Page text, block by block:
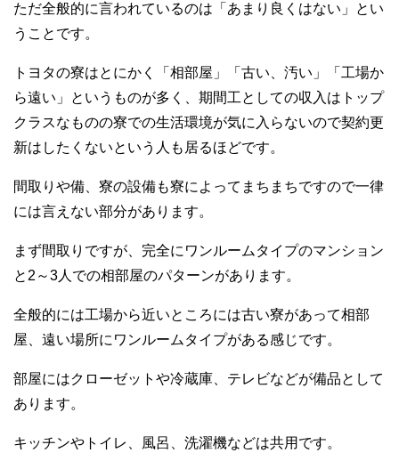
ただ全般的に言われているのは「あまり良くはない」とい
うことです。
トヨタの寮はとにかく「相部屋」「古い、汚い」「工場か
ら遠い」というものが多く、期間工としての収入はトップ
クラスなものの寮での生活環境が気に入らないので契約更
新はしたくないという人も居るほどです。
間取りや備、寮の設備も寮によってまちまちですので一律
には言えない部分があります。
まず間取りですが、完全にワンルームタイプのマンション
と2～3人での相部屋のパターンがあります。
全般的には工場から近いところには古い寮があって相部
屋、遠い場所にワンルームタイプがある感じです。
部屋にはクローゼットや冷蔵庫、テレビなどが備品として
あります。
キッチンやトイレ、風呂、洗濯機などは共用です。